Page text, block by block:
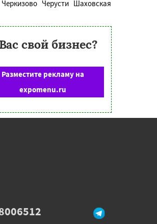
Черкизово Черусти Шаховская
свой бизнес?
Разместите рекламу на
expomenu.ru